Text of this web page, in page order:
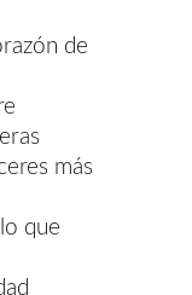
de
más
que